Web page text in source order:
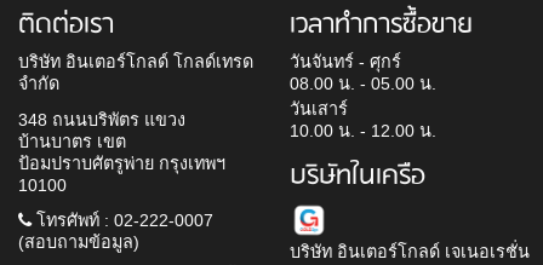
ติดต่อเรา
บริษัท อินเตอร์โกลด์ โกลด์เทรด
จำกัด
348 ถนนบริพัตร แขวง
บ้านบาตร เขต
ป้อมปราบศัตรูพ่าย กรุงเทพฯ
10100
โทรศัพท์ : 02-222-0007
(สอบถามข้อมูล)
เวลาทำการซื้อขาย
วันจันทร์ - ศุกร์
08.00 น. - 05.00 น.
วันเสาร์
10.00 น. - 12.00 น.
บริษัทในเครือ
บริษัท อินเตอร์โกลด์ เจเนอเรชั่น